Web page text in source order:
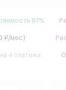
87%
₽/мес)
4 платежа